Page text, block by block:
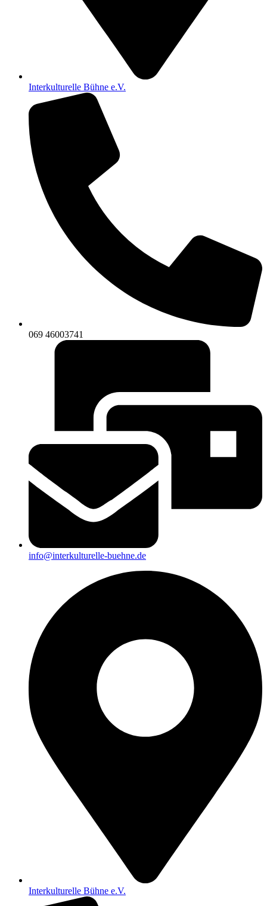
Interkulturelle Bühne e.V.
069 46003741
info@interkulturelle-buehne.de
Interkulturelle Bühne e.V.